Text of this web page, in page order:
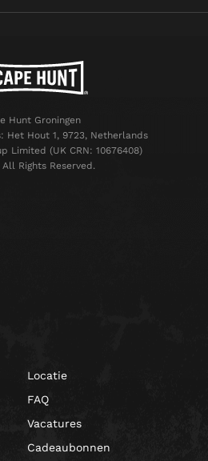
Hunt Groningen
Het Hout 1, 9723, Netherlands
Limited (UK CRN: 10676408)
Rights Reserved.
Locatie
FAQ
Vacatures
Cadeaubonnen